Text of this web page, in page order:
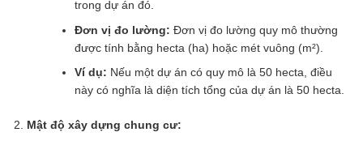
trong dự án đó.
Đơn vị đo lường: Đơn vị đo lường quy mô thường
được tính bằng hecta (ha) hoặc mét vuông (m²).
Ví dụ: Nếu một dự án có quy mô là 50 hecta, điều
này có nghĩa là diện tích tổng của dự án là 50 hecta.
Mật độ xây dựng chung cư: